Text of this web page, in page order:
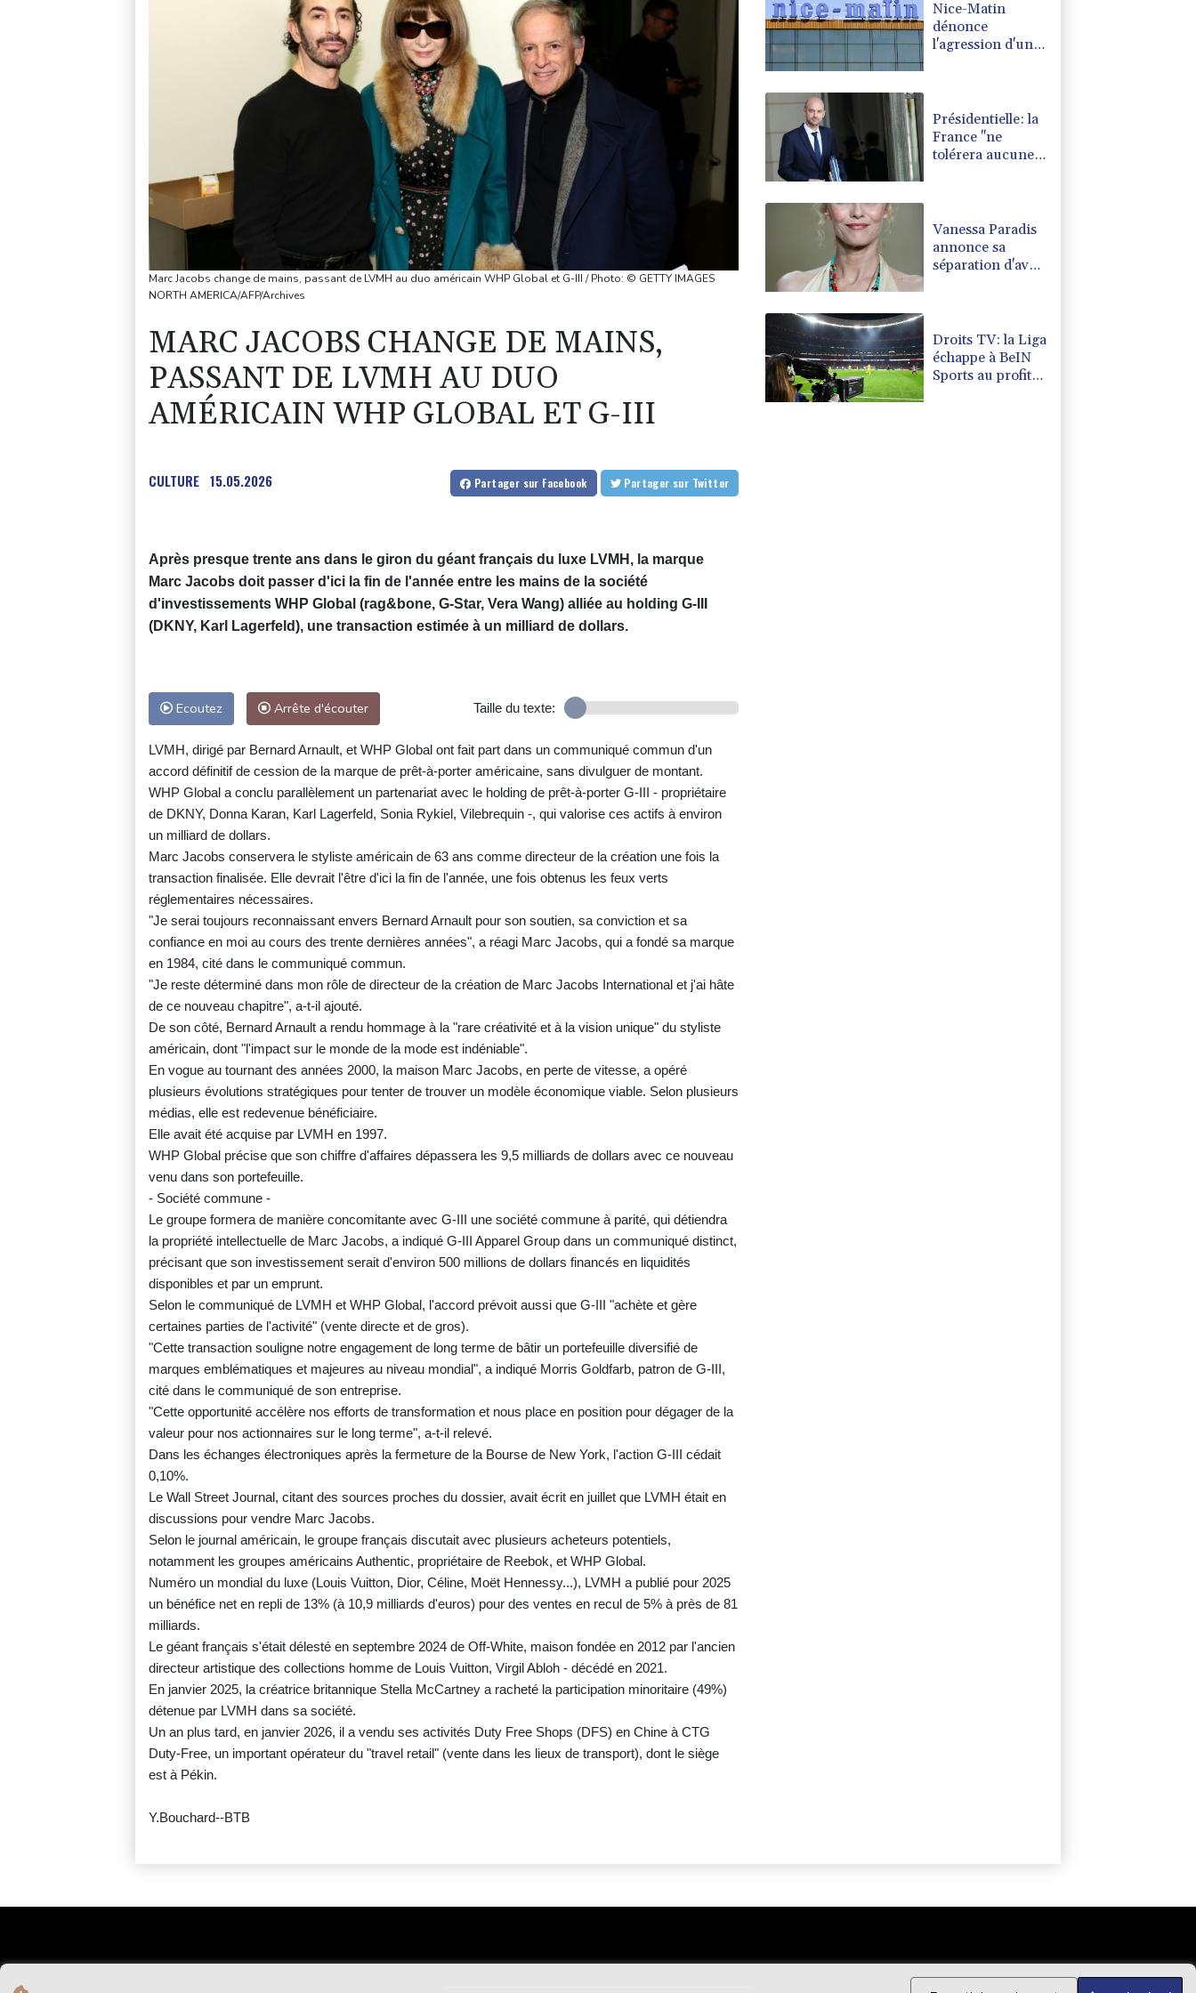
Marc Jacobs change de mains, passant de LVMH au duo américain WHP Global et G-III / Photo: © GETTY IMAGES
NORTH AMERICA/AFP/Archives
MARC JACOBS CHANGE DE MAINS,
PASSANT DE LVMH AU DUO
AMÉRICAIN WHP GLOBAL ET G-III
CULTURE 15.05.2026 Partager sur Facebook Partager sur Twitter
Après presque trente ans dans le giron du géant français du luxe LVMH, la marque
Marc Jacobs doit passer d'ici la fin de l'année entre les mains de la société
d'investissements WHP Global (rag&bone, G-Star, Vera Wang) alliée au holding G-III
(DKNY, Karl Lagerfeld), une transaction estimée à un milliard de dollars.
Ecoutez Arrête d'écouter Taille du texte:
LVMH, dirigé par Bernard Arnault, et WHP Global ont fait part dans un communiqué commun d'un
accord définitif de cession de la marque de prêt-à-porter américaine, sans divulguer de montant.
WHP Global a conclu parallèlement un partenariat avec le holding de prêt-à-porter G-III - propriétaire
de DKNY, Donna Karan, Karl Lagerfeld, Sonia Rykiel, Vilebrequin -, qui valorise ces actifs à environ
un milliard de dollars.
Marc Jacobs conservera le styliste américain de 63 ans comme directeur de la création une fois la
transaction finalisée. Elle devrait l'être d'ici la fin de l'année, une fois obtenus les feux verts
réglementaires nécessaires.
"Je serai toujours reconnaissant envers Bernard Arnault pour son soutien, sa conviction et sa
confiance en moi au cours des trente dernières années", a réagi Marc Jacobs, qui a fondé sa marque
en 1984, cité dans le communiqué commun.
"Je reste déterminé dans mon rôle de directeur de la création de Marc Jacobs International et j'ai hâte
de ce nouveau chapitre", a-t-il ajouté.
De son côté, Bernard Arnault a rendu hommage à la "rare créativité et à la vision unique" du styliste
américain, dont "l'impact sur le monde de la mode est indéniable".
En vogue au tournant des années 2000, la maison Marc Jacobs, en perte de vitesse, a opéré
plusieurs évolutions stratégiques pour tenter de trouver un modèle économique viable. Selon plusieurs
médias, elle est redevenue bénéficiaire.
Elle avait été acquise par LVMH en 1997.
WHP Global précise que son chiffre d'affaires dépassera les 9,5 milliards de dollars avec ce nouveau
venu dans son portefeuille.
- Société commune -
Le groupe formera de manière concomitante avec G-III une société commune à parité, qui détiendra
la propriété intellectuelle de Marc Jacobs, a indiqué G-III Apparel Group dans un communiqué distinct,
précisant que son investissement serait d'environ 500 millions de dollars financés en liquidités
disponibles et par un emprunt.
Selon le communiqué de LVMH et WHP Global, l'accord prévoit aussi que G-III "achète et gère
certaines parties de l'activité" (vente directe et de gros).
"Cette transaction souligne notre engagement de long terme de bâtir un portefeuille diversifié de
marques emblématiques et majeures au niveau mondial", a indiqué Morris Goldfarb, patron de G-III,
cité dans le communiqué de son entreprise.
"Cette opportunité accélère nos efforts de transformation et nous place en position pour dégager de la
valeur pour nos actionnaires sur le long terme", a-t-il relevé.
Dans les échanges électroniques après la fermeture de la Bourse de New York, l'action G-III cédait
0,10%.
Le Wall Street Journal, citant des sources proches du dossier, avait écrit en juillet que LVMH était en
discussions pour vendre Marc Jacobs.
Selon le journal américain, le groupe français discutait avec plusieurs acheteurs potentiels,
notamment les groupes américains Authentic, propriétaire de Reebok, et WHP Global.
Numéro un mondial du luxe (Louis Vuitton, Dior, Céline, Moët Hennessy...), LVMH a publié pour 2025
un bénéfice net en repli de 13% (à 10,9 milliards d'euros) pour des ventes en recul de 5% à près de 81
milliards.
Le géant français s'était délesté en septembre 2024 de Off-White, maison fondée en 2012 par l'ancien
directeur artistique des collections homme de Louis Vuitton, Virgil Abloh - décédé en 2021.
En janvier 2025, la créatrice britannique Stella McCartney a racheté la participation minoritaire (49%)
détenue par LVMH dans sa société.
Un an plus tard, en janvier 2026, il a vendu ses activités Duty Free Shops (DFS) en Chine à CTG
Duty-Free, un important opérateur du "travel retail" (vente dans les lieux de transport), dont le siège
est à Pékin.
Y.Bouchard--BTB
Nice-Matin
dénonce
l'agression d'une
Mer
Présidentielle: la
France "ne
tolérera aucune
prévient le chef
de la diplomatie
Vanessa Paradis
annonce sa
séparation d'avec
Droits TV: la Liga
échappe à BeIN
Sports au profit